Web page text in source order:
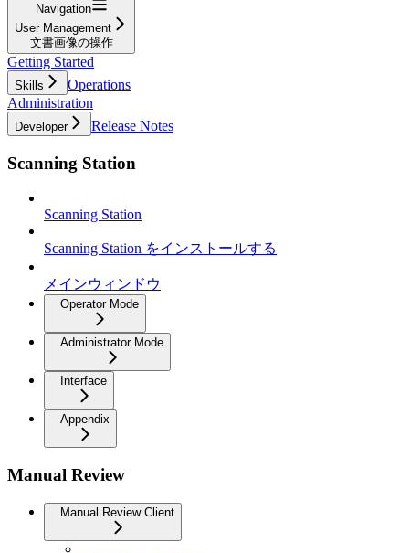
Navigation
User Management
文書画像の操作
Getting Started
Skills
Operations
Administration
Developer Release Notes
Scanning Station
Scanning Station
Scanning Station をインストールする
メインウィンドウ
Operator Mode
Administrator Mode
Interface
Appendix
Manual Review
Manual Review Client